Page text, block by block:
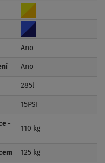
Ano
Ano
285l
15PSI
-
110 kg
125 kg